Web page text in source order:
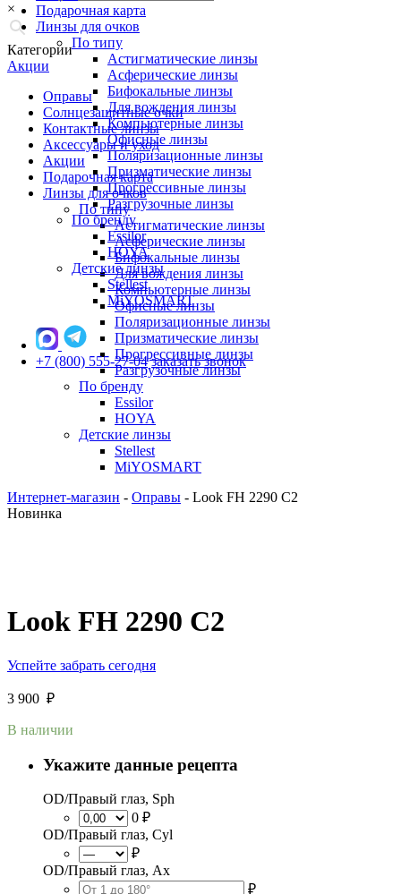
×
Категории
Акции
Оправы
Солнцезащитные очки
Контактные линзы
Аксессуары и уход
Акции
Подарочная карта
Линзы для очков
По типу
Астигматические линзы
Асферические линзы
Бифокальные линзы
Для вождения линзы
Компьютерные линзы
Офисные линзы
Поляризационные линзы
Призматические линзы
Прогрессивные линзы
Разгрузочные линзы
По бренду
Essilor
HOYA
Детские линзы
Stellest
MiYOSMART
Подарочная карта
Линзы для очков
По типу
Астигматические линзы
Асферические линзы
Бифокальные линзы
Для вождения линзы
Компьютерные линзы
Офисные линзы
Поляризационные линзы
Призматические линзы
Прогрессивные линзы
Разгрузочные линзы
По бренду
Essilor
HOYA
Детские линзы
Stellest
MiYOSMART
+7 (800) 555-27-04 заказать звонок
Интернет-магазин - Оправы - Look FH 2290 C2
Новинка
Look FH 2290 C2
Успейте забрать сегодня
3 900 ₽
В наличии
Укажите данные рецепта
OD/Правый глаз, Sph
0 ₽
OD/Правый глаз, Cyl
₽
OD/Правый глаз, Ax
₽